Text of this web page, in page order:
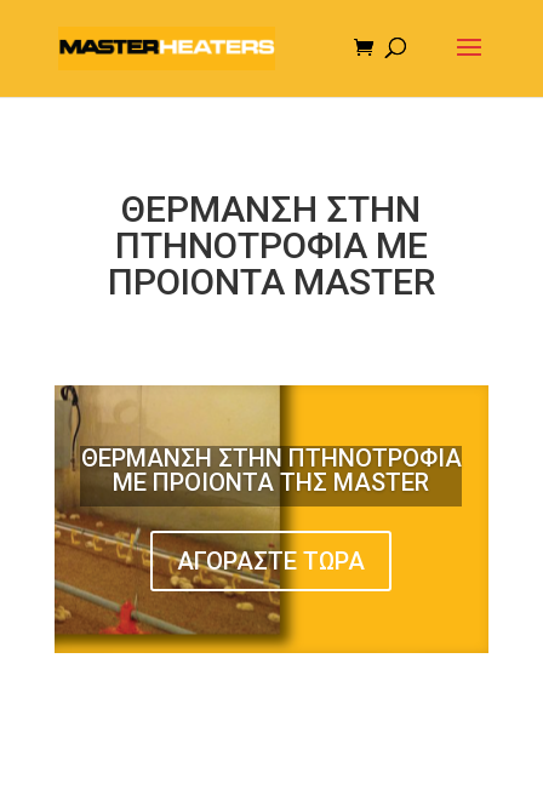
ΘΕΡΜΑΝΣΗ ΣΤΗΝ
ΠΤΗΝΟΤΡΟΦΙΑ ΜΕ
ΠΡΟΙΟΝΤΑ MASTER
ΘΕΡΜΑΝΣΗ ΣΤΗΝ ΠΤΗΝΟΤΡΟΦΙΑ
ΜΕ ΠΡΟΙΟΝΤΑ ΤΗΣ MASTER
ΑΓΟΡΑΣΤΕ ΤΩΡΑ